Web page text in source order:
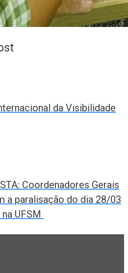
da Visibilidade
Coordenadores Gerais
a paralisação do dia 28/03
UFSM